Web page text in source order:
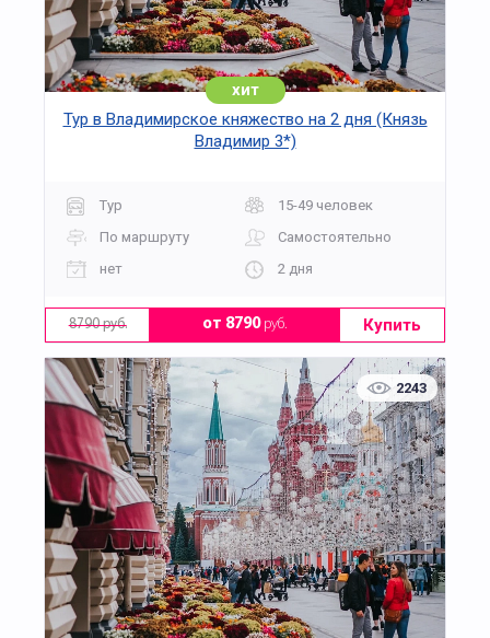
хит
Тур в Владимирское княжество на 2 дня (Князь
Владимир 3*)
Тур
15-49 человек
По маршруту
Самостоятельно
нет
2 дня
8790 руб. от 8790руб. Купить
2243